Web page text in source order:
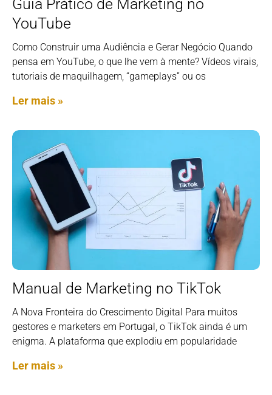
Guia Prático de Marketing no
YouTube
Como Construir uma Audiência e Gerar Negócio Quando
pensa em YouTube, o que lhe vem à mente? Vídeos virais,
tutoriais de maquilhagem, “gameplays” ou os
Ler mais »
Manual de Marketing no TikTok
A Nova Fronteira do Crescimento Digital Para muitos
gestores e marketers em Portugal, o TikTok ainda é um
enigma. A plataforma que explodiu em popularidade
Ler mais »